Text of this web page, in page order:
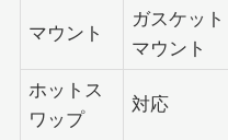
マウント
ガスケット
マウント
ホットス
ワップ
対応